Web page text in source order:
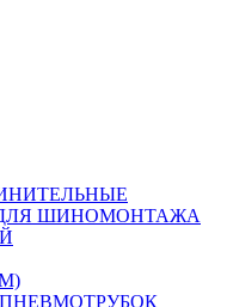
ШИНОМОНТАЖА